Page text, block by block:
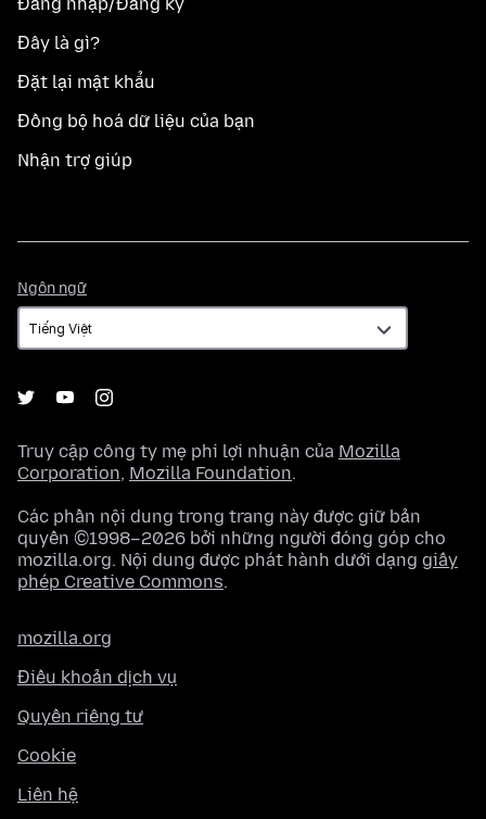
Đăng nhập/Đăng ký
Đây là gì?
Đặt lại mật khẩu
Đồng bộ hoá dữ liệu của bạn
Nhận trợ giúp
Ngôn ngữ
ngữ
Truy cập công ty mẹ phi lợi nhuận của Mozilla
Corporation, Mozilla Foundation.
Các phần nội dung trong trang này được giữ bản
quyền ©1998–2026 bởi những người đóng góp cho
mozilla.org. Nội dung được phát hành dưới dạng giấy
phép Creative Commons.
mozilla.org
Điều khoản dịch vụ
Quyền riêng tư
Cookie
Liên hệ